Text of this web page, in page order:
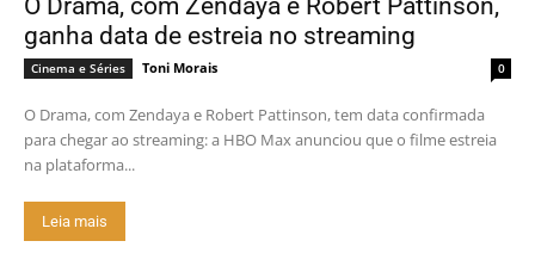
O Drama, com Zendaya e Robert Pattinson,
ganha data de estreia no streaming
Cinema e Séries Toni Morais 0
O Drama, com Zendaya e Robert Pattinson, tem data confirmada
para chegar ao streaming: a HBO Max anunciou que o filme estreia
na plataforma...
Leia mais